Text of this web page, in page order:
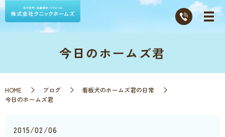
今日のホームズ君
HOME ブログ
看板犬のホームズ君の日常
今日のホームズ君
2015/02/06